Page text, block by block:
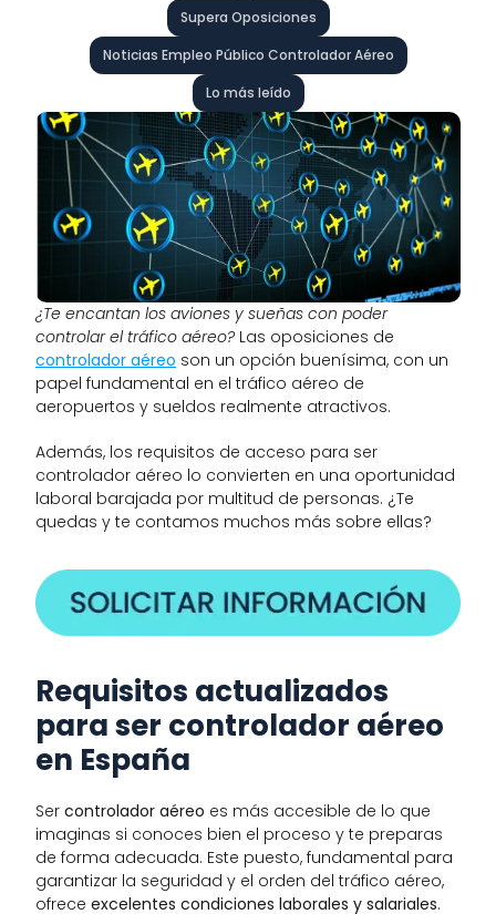
Supera Oposiciones
Noticias Empleo Público Controlador Aéreo
Lo más leído
¿Te encantan los aviones y sueñas con poder
controlar el tráfico aéreo? Las oposiciones de
controlador aéreo son un opción buenísima, con un
papel fundamental en el tráfico aéreo de
aeropuertos y sueldos realmente atractivos.
Además, los requisitos de acceso para ser
controlador aéreo lo convierten en una oportunidad
laboral barajada por multitud de personas. ¿Te
quedas y te contamos muchos más sobre ellas?
Requisitos actualizados
para ser controlador aéreo
en España
Ser controlador aéreo es más accesible de lo que
imaginas si conoces bien el proceso y te preparas
de forma adecuada. Este puesto, fundamental para
garantizar la seguridad y el orden del tráfico aéreo,
ofrece excelentes condiciones laborales y salariales.